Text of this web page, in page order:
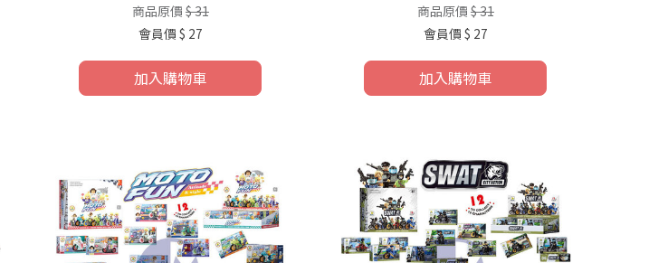
商品原價 $ 31
會員價 $ 27
加入購物車
商品原價 $ 31
會員價 $ 27
加入購物車